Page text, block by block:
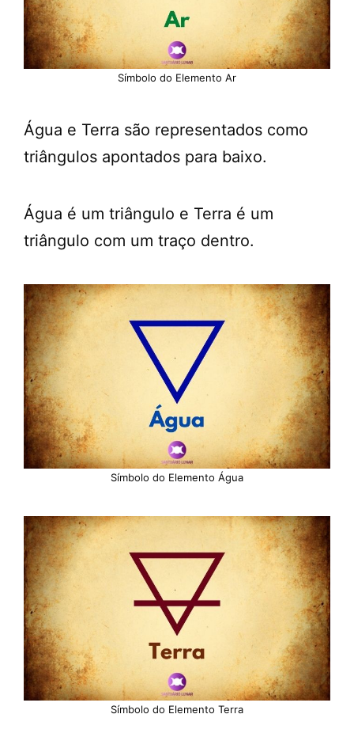
Símbolo do Elemento Ar
Água e Terra são representados como
triângulos apontados para baixo.
Água é um triângulo e Terra é um
triângulo com um traço dentro.
Símbolo do Elemento Água
Símbolo do Elemento Terra